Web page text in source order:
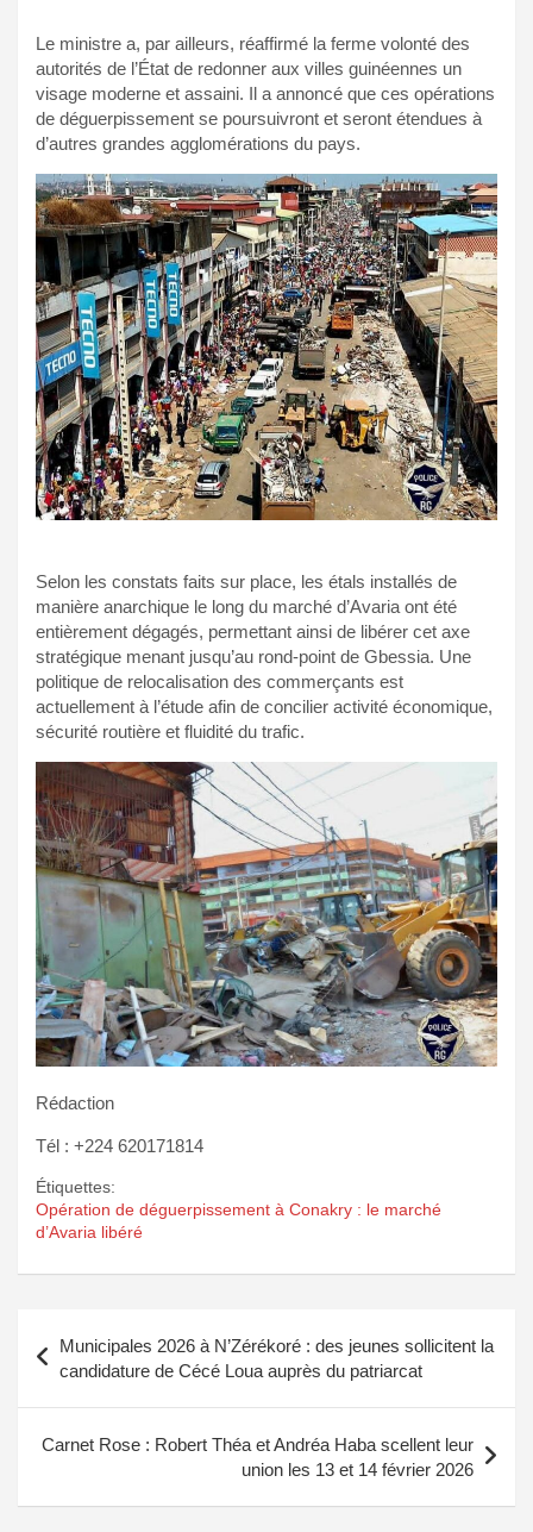
Le ministre a, par ailleurs, réaffirmé la ferme volonté des
autorités de l’État de redonner aux villes guinéennes un
visage moderne et assaini. Il a annoncé que ces opérations
de déguerpissement se poursuivront et seront étendues à
d’autres grandes agglomérations du pays.
Selon les constats faits sur place, les étals installés de
manière anarchique le long du marché d’Avaria ont été
entièrement dégagés, permettant ainsi de libérer cet axe
stratégique menant jusqu’au rond-point de Gbessia. Une
politique de relocalisation des commerçants est
actuellement à l’étude afin de concilier activité économique,
sécurité routière et fluidité du trafic.
Rédaction
Tél : +224 620171814
Étiquettes:
Opération de déguerpissement à Conakry : le marché
d’Avaria libéré
de
l’article
Municipales 2026 à N’Zérékoré : des jeunes sollicitent la
candidature de Cécé Loua auprès du patriarcat
Carnet Rose : Robert Théa et Andréa Haba scellent leur
union les 13 et 14 février 2026